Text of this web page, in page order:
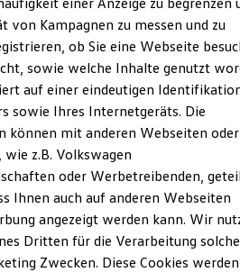
Lebensdauer
Versionen und Updates
zu Ihrem ID.
R Experience
wir
von Kampagnen zu messen und zu
ob Sie eine Webseite
sowie welche Inhalte genutzt
auf einer eindeutigen
sowie Ihres Internetgeräts. Die
können mit anderen Webseiten oder
z.B. Volkswagen
oder Werbetreibenden,
Ihnen auch auf anderen Webseiten
angezeigt werden kann. Wir
Dritten für die Verarbeitung
Zwecken. Diese Cookies